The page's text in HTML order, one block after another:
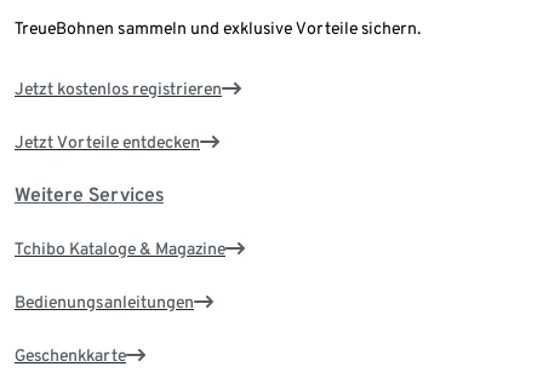
TreueBohnen sammeln und exklusive Vorteile sichern.
Jetzt kostenlos registrieren
Jetzt Vorteile entdecken
Weitere Services
Tchibo Kataloge & Magazine
Bedienungsanleitungen
Geschenkkarte